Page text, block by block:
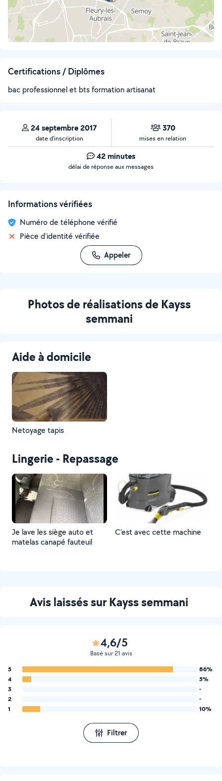
Certifications / Diplômes
bac professionnel et bts formation artisanat
24 septembre 2017
date d’inscription
370
mises en relation
42 minutes
délai de réponse aux messages
Informations vérifiées
Numéro de téléphone vérifié
Pièce d'identité vérifiée
Appeler
Photos de réalisations de Kayss
semmani
Aide à domicile
Netoyage tapis
Lingerie - Repassage
Je lave les siège auto et
matelas canapé fauteuil
C'est avec cette machine
Avis laissés sur Kayss semmani
4,6/5
Basé sur 21 avis
5
86%
4
5%
3
-
2
-
1
10%
Filtrer